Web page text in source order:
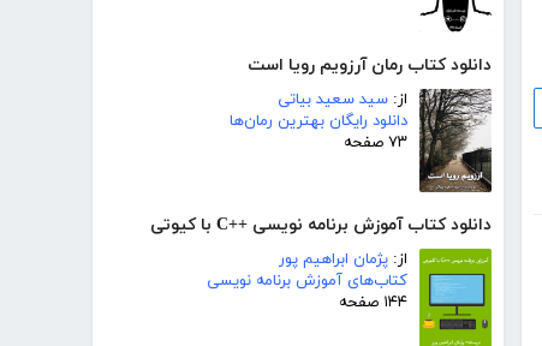
دانلود کتاب رمان آرزویم رویا است
از: سید سعید بیاتی
دانلود رایگان بهترین رمان‌ها
۷۳ صفحه
دانلود کتاب آموزش برنامه نویسی ++C با کیوتی
از: پژمان ابراهیم پور
کتاب‌های آموزش برنامه نویسی
۱۴۴ صفحه